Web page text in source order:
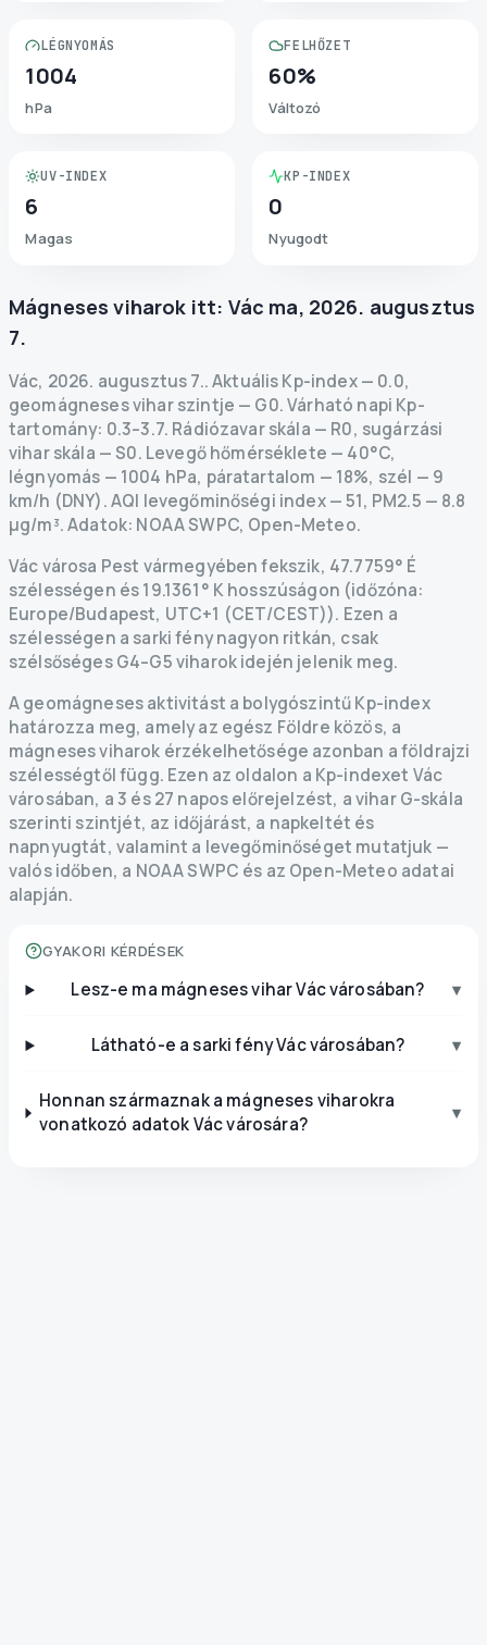
LÉGNYOMÁS
1004
hPa
FELHŐZET
60%
Változó
UV-INDEX
6
Magas
KP-INDEX
0
Nyugodt
Mágneses viharok itt: Vác ma, 2026. augusztus
7.
Vác, 2026. augusztus 7..Aktuális Kp-index— 0.0,
geomágneses vihar szintje — G0.Várható napi Kp-
tartomány: 0.3–3.7. Rádiózavar skála — R0, sugárzási
vihar skála — S0. Levegő hőmérséklete — 40°C,
légnyomás — 1004 hPa, páratartalom — 18%, szél — 9
km/h (DNY).AQI levegőminőségi index — 51, PM2.5 — 8.8
µg/m³.Adatok: NOAA SWPC, Open-Meteo.
Vác városa Pest vármegyében fekszik, 47.7759° É
szélességen és 19.1361° K hosszúságon (időzóna:
Europe/Budapest, UTC+1 (CET/CEST)). Ezen a
szélességen a sarki fény nagyon ritkán, csak
szélsőséges G4–G5 viharok idején jelenik meg.
A geomágneses aktivitást a bolygószintű Kp-index
határozza meg, amely az egész Földre közös, a
mágneses viharok érzékelhetősége azonban a földrajzi
szélességtől függ. Ezen az oldalon a Kp-indexet Vác
városában, a 3 és 27 napos előrejelzést, a vihar G-skála
szerinti szintjét, az időjárást, a napkeltét és
napnyugtát, valamint a levegőminőséget mutatjuk —
valós időben, a NOAA SWPC és az Open-Meteo adatai
alapján.
GYAKORI KÉRDÉSEK
Lesz-e ma mágneses vihar Vác városában? ▾
Látható-e a sarki fény Vác városában? ▾
Honnan származnak a mágneses viharokra
vonatkozó adatok Vác városára?
▾